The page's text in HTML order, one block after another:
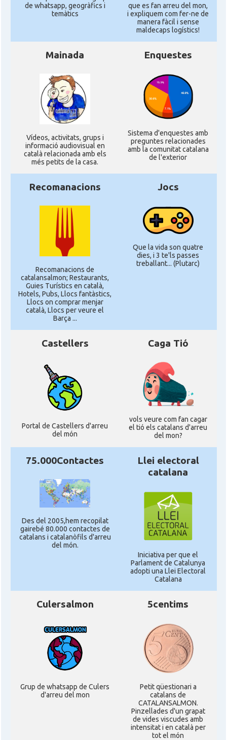
de whatsapp, geogràfics i
temàtics
que es fan arreu del mon,
i expliquem com fer-ne de
manera fàcil i sense
maldecaps logí­stics!
Mainada
Ví­deos, activitats, grups i
informació audiovisual en
català relacionada amb els
més petits de la casa.
Enquestes
Sistema d'enquestes amb
preguntes relacionades
amb la comunitat catalana
de l'exterior
Recomanacions
Recomanacions de
catalansalmon; Restaurants,
Guies Turístics en català,
Hotels, Pubs, Llocs fantàstics,
Llocs on comprar menjar
català, Llocs per veure el
Barça ...
Jocs
Que la vida son quatre
dies, i 3 te'ls passes
treballant... (Plutarc)
Castellers
Portal de Castellers d'arreu
del món
Caga Tió
vols veure com fan cagar
el tió els catalans d'arreu
del mon?
75.000Contactes
Des del 2005,hem recopilat
gairebé 80.000 contactes de
catalans i catalanòfils d'arreu
del món.
Llei electoral
catalana
Iniciativa per que el
Parlament de Catalunya
adopti una Llei Electoral
Catalana
Culersalmon
Grup de whatsapp de Culers
d'arreu del mon
5centims
Petit qüestionari a
catalans de
CATALANSALMON.
Pinzellades d'un grapat
de vides viscudes amb
intensitat i en català per
tot el món